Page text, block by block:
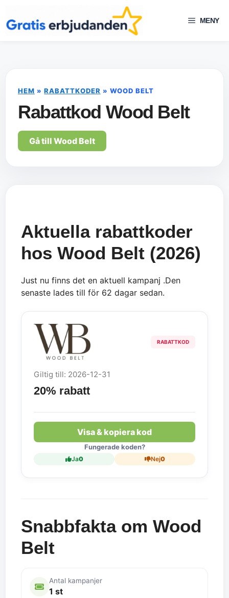
till
innehåll
MENY
HEM »RABATTKODER » WOOD BELT
Rabattkod Wood Belt
Gå till Wood Belt
Aktuella rabattkoder
hos Wood Belt (2026)
Just nu finns det en aktuell kampanj .Den
senaste lades till för 62 dagar sedan.
RABATTKOD
Giltig till: 2026-12-31
20% rabatt
Visa & kopiera kod
Fungerade koden?
Ja0 Nej0
Snabbfakta om Wood
Belt
Antal kampanjer
1 st